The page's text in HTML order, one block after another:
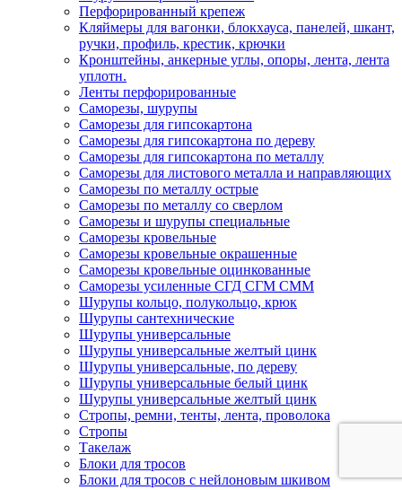
Перфорированный крепеж
Кляймеры для вагонки, блокхауса, панелей, шкант,
ручки, профиль, крестик, крючки
Кронштейны, анкерные углы, опоры, лента, лента
уплотн.
Ленты перфорированные
Саморезы, шурупы
Саморезы для гипсокартона
Саморезы для гипсокартона по дереву
Саморезы для гипсокартона по металлу
Саморезы для листового металла и направляющих
Саморезы по металлу острые
Саморезы по металлу со сверлом
Саморезы и шурупы специальные
Саморезы кровельные
Саморезы кровельные окрашенные
Саморезы кровельные оцинкованные
Саморезы усиленные СГД СГМ СММ
Шурупы кольцо, полукольцо, крюк
Шурупы сантехнические
Шурупы универсальные
Шурупы универсальные желтый цинк
Шурупы универсальные, по дереву
Шурупы универсальные белый цинк
Шурупы универсальные желтый цинк
Стропы, ремни, тенты, лента, проволока
Стропы
Такелаж
Блоки для тросов
Блоки для тросов с нейлоновым шкивом